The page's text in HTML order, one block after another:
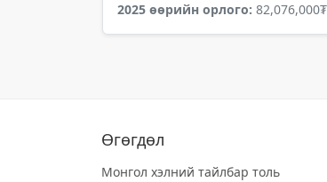
2025 өөрийн орлого: 82,076,000₮
Өгөгдөл
Монгол хэлний тайлбар толь